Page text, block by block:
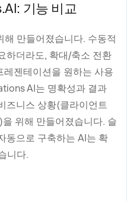
기능 비교
만들어졌습니다. 수동적
하더라도, 확대/축소 전환
젠테이션을 원하는 사용
AI는 명확성과 결과
즈니스 상황(클라이언트
위해 만들어졌습니다. 슬
동으로 구축하는 AI는 확
니다.